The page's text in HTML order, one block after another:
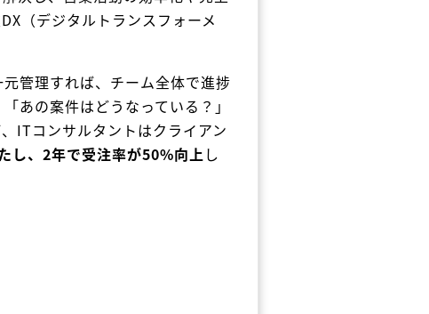
（デジタルトランスフォーメ
管理すれば、チーム全体で進捗
あの案件はどうなっている？」
ITコンサルタントはクライアン
し、2年で受注率が50%向上し